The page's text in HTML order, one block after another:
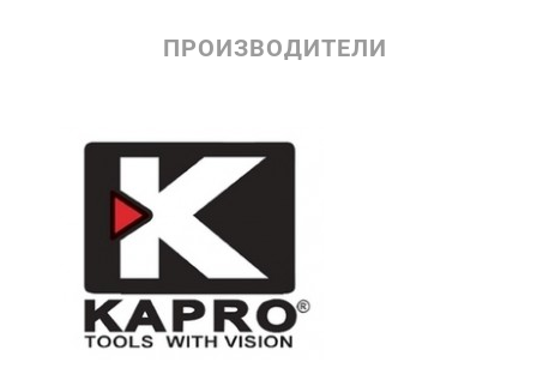
ПРОИЗВОДИТЕЛИ